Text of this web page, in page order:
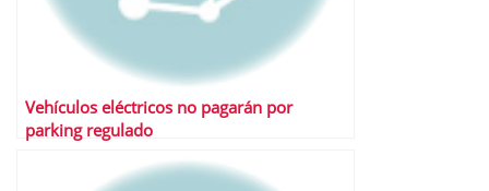
Vehículos eléctricos no pagarán por
parking regulado